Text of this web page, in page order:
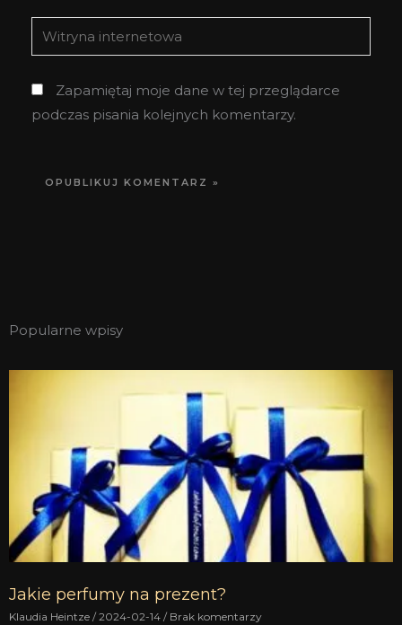
Witryna
internetowa
Zapamiętaj moje dane w tej przeglądarce
podczas pisania kolejnych komentarzy.
Popularne wpisy
Jakie perfumy na prezent?
Klaudia Heintze 2024-02-14 Brak komentarzy